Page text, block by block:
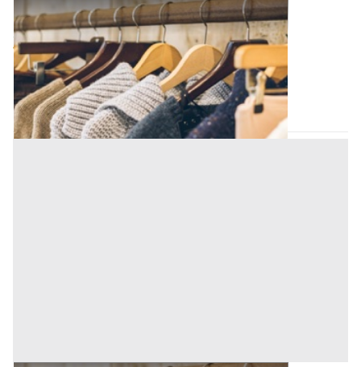
Capi Vestiari all'asta a Padova
Padova (Padova)
Offerta minima
75 €
Codice asta:AT713780254
Asta chiusa